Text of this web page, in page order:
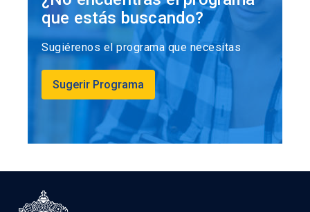
que estás buscando?
Sugiérenos el programa que necesitas
Sugerir Programa